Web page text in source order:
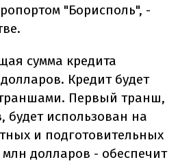
"Борисполь", -
сумма кредита
Кредит будет
Первый транш,
будет использован на
и подготовительных
млн долларов - обеспечит